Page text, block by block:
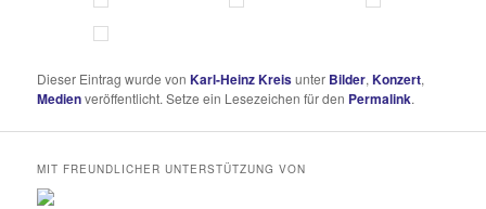
Dieser Eintrag wurde vonKarl-Heinz Kreisunter Bilder,Konzert,
Medienveröffentlicht. Setze ein Lesezeichen für den Permalink.
MIT FREUNDLICHER UNTERSTÜTZUNG VON